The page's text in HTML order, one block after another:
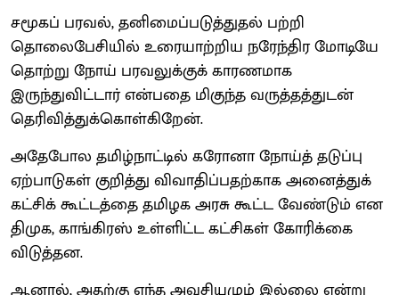
சமூகப் பரவல், தனிமைப்படுத்துதல் பற்றி
தொலைபேசியில் உரையாற்றிய நரேந்திர மோடியே
தொற்று நோய் பரவலுக்குக் காரணமாக
இருந்துவிட்டார் என்பதை மிகுந்த வருத்தத்துடன்
தெரிவித்துக்கொள்கிறேன்.
அதேபோல தமிழ்நாட்டில் கரோனா நோய்த் தடுப்பு
ஏற்பாடுகள் குறித்து விவாதிப்பதற்காக அனைத்துக்
கட்சிக் கூட்டத்தை தமிழக அரசு கூட்ட வேண்டும் என
திமுக, காங்கிரஸ் உள்ளிட்ட கட்சிகள் கோரிக்கை
விடுத்தன.